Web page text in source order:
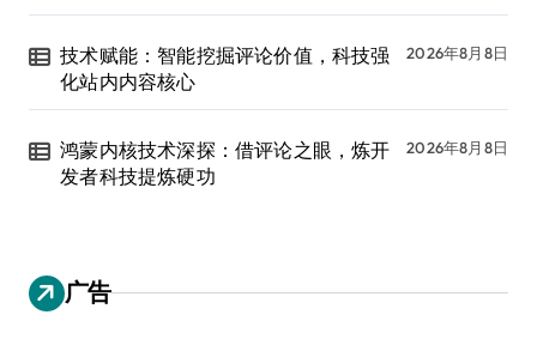
技术赋能：智能挖掘评论价值，科技强
化站内内容核心
2026年8月8日
鸿蒙内核技术深探：借评论之眼，炼开
发者科技提炼硬功
2026年8月8日
广告